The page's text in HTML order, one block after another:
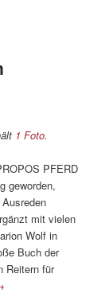
1 Foto.
PFERD
geworden,
mit vielen
Wolf in
Buch der
Reitern für